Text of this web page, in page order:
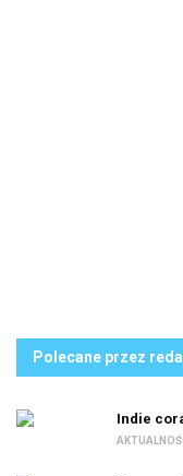
Polecane przez
Indie